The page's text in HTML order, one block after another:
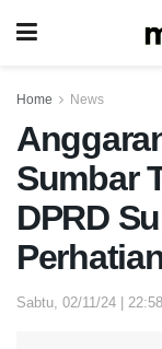
Home News
Sumbar
DPRD
Sabtu, 02/11/24 |